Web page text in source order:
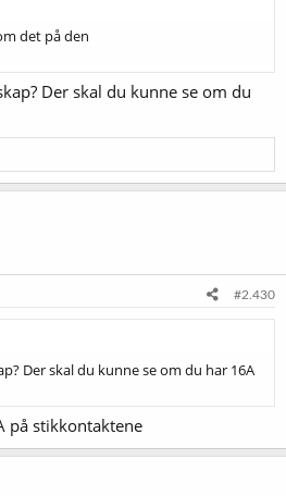
det på den
Der skal du kunne se om du
#2.430
Der skal du kunne se om du har 16A
på stikkontaktene